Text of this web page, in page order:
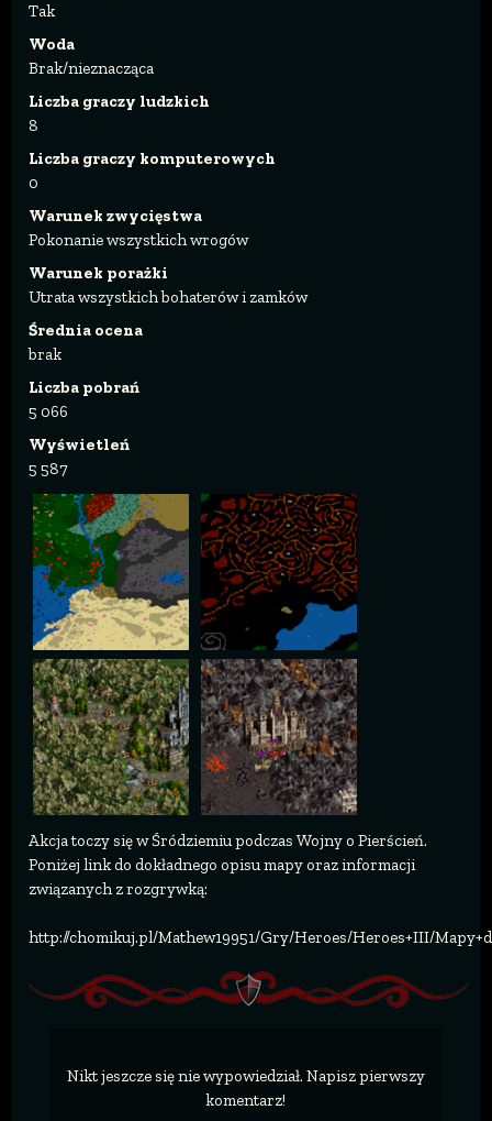
Tak
Woda
Brak/nieznacząca
Liczba graczy ludzkich
8
Liczba graczy komputerowych
0
Warunek zwycięstwa
Pokonanie wszystkich wrogów
Warunek porażki
Utrata wszystkich bohaterów i zamków
Średnia ocena
brak
Liczba pobrań
5 066
Wyświetleń
5 587
Akcja toczy się w Śródziemiu podczas Wojny o Pierścień.
Poniżej link do dokładnego opisu mapy oraz informacji
związanych z rozgrywką:
http://chomikuj.pl/Mathew19951/Gry/Heroes/Heroes+III/
Nikt jeszcze się nie wypowiedział. Napisz pierwszy
komentarz!